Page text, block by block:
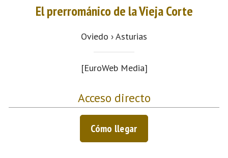
El prerrománico de la Vieja Corte
Oviedo › Asturias
[EuroWeb Media]
Acceso directo
Cómo llegar